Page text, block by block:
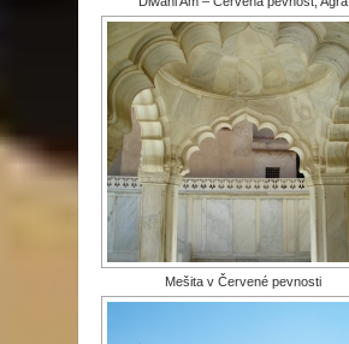
Mešita v Červené pevnosti